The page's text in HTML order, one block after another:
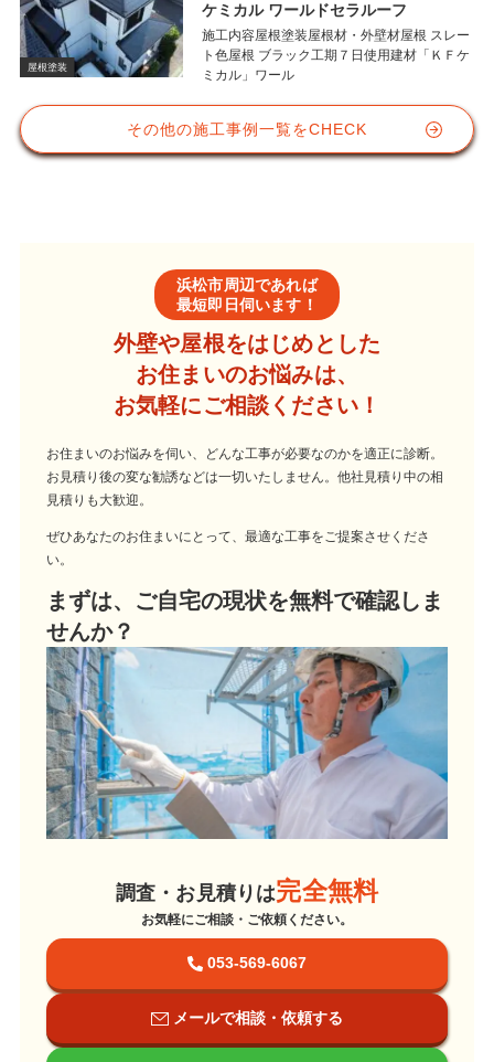
屋根塗装
ケミカル ワールドセラルーフ
施工内容屋根塗装屋根材・外壁材屋根 スレー
ト色屋根 ブラック工期７日使用建材「ＫＦケ
ミカル」ワール
その他の施工事例一覧をCHECK
浜松市周辺であれば
最短即日伺います！
外壁や屋根をはじめとした
お住まいのお悩みは、
お気軽にご相談ください！
お住まいのお悩みを伺い、どんな工事が必要なのかを適正に診断。
お見積り後の変な勧誘などは一切いたしません。他社見積り中の相
見積りも大歓迎。
ぜひあなたのお住まいにとって、最適な工事をご提案させくださ
い。
まずは、ご自宅の現状を無料で確認しま
せんか？
調査・お見積りは完全無料
お気軽にご相談・ご依頼ください。
053-569-6067
メールで相談・依頼する